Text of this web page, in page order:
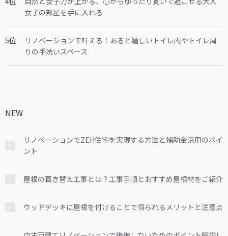
女子の部屋を手に入れる
リノベーションで叶える！あると嬉しいトイレ内やトイレ周
りの手洗いスペース
NEW
リノベーションでZEH住宅を実現する方法と補助金活用のポイ
ント
屋根の葺き替え工事とは？工事手順とおすすめ屋根材をご紹介
ウッドデッキに屋根を付けることで得られるメリットと注意点